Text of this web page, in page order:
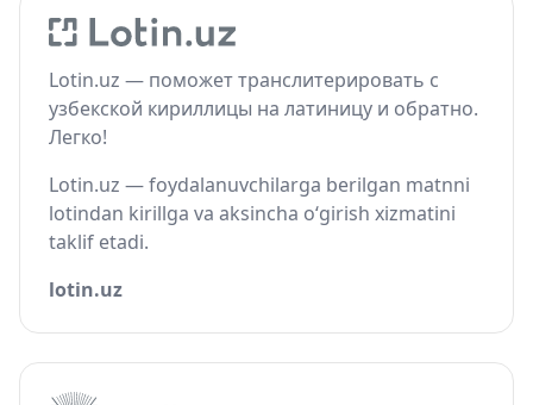
Lotin.uz — поможет транслитерировать с
узбекской кириллицы на латиницу и обратно.
Легко!
Lotin.uz — foydalanuvchilarga berilgan matnni
lotindan kirillga va aksincha o‘girish xizmatini
taklif etadi.
lotin.uz